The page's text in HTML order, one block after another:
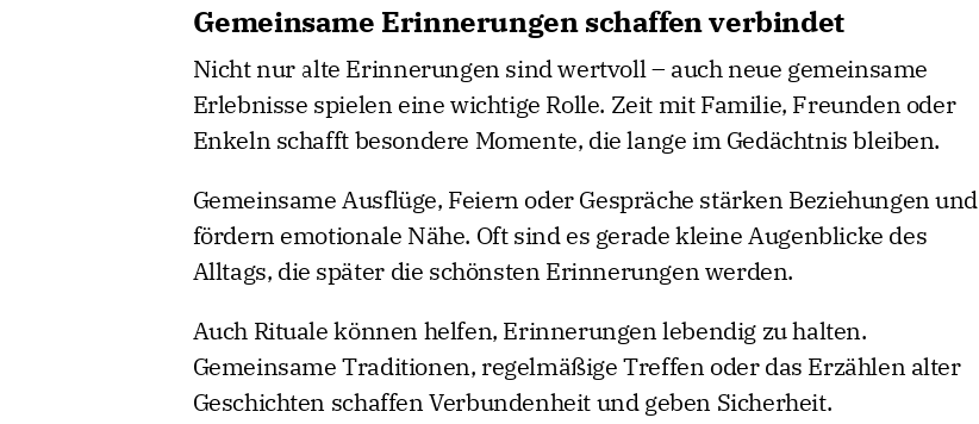
Gemeinsame Erinnerungen schaffen verbindet
Nicht nur alte Erinnerungen sind wertvoll – auch neue gemeinsame
Erlebnisse spielen eine wichtige Rolle. Zeit mit Familie, Freunden oder
Enkeln schafft besondere Momente, die lange im Gedächtnis bleiben.
Gemeinsame Ausflüge, Feiern oder Gespräche stärken Beziehungen und
fördern emotionale Nähe. Oft sind es gerade kleine Augenblicke des
Alltags, die später die schönsten Erinnerungen werden.
Auch Rituale können helfen, Erinnerungen lebendig zu halten.
Gemeinsame Traditionen, regelmäßige Treffen oder das Erzählen alter
Geschichten schaffen Verbundenheit und geben Sicherheit.